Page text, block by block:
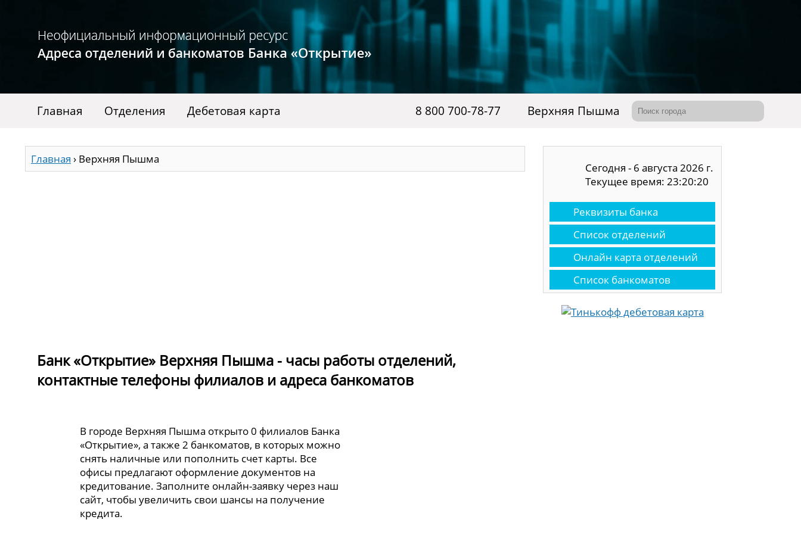
Главная Отделения Дебетовая карта 8 800 700-78-77 Верхняя Пышма
Главная › Верхняя Пышма
Банк «Открытие» Верхняя Пышма - часы работы отделений,
контактные телефоны филиалов и адреса банкоматов
В городе Верхняя Пышма открыто 0 филиалов Банка
«Открытие», а также 2 банкоматов, в которых можно
снять наличные или пополнить счет карты. Все
офисы предлагают оформление документов на
кредитование. Заполните онлайн-заявку через наш
сайт, чтобы увеличить свои шансы на получение
кредита.
Сегодня - 6 августа 2026 г.
Текущее время: 23:20:21
Реквизиты банка
Список отделений
Онлайн карта отделений
Список банкоматов